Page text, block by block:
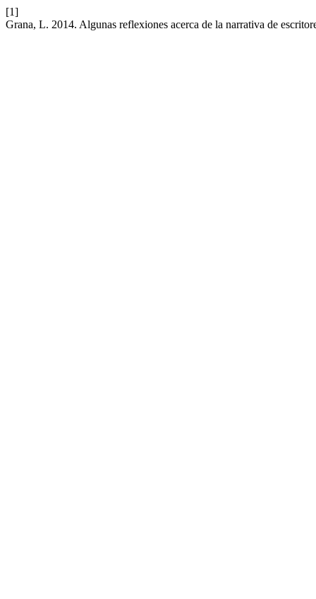
[1]
Grana, L. 2014. Algunas reflexiones acerca de la narrativa de